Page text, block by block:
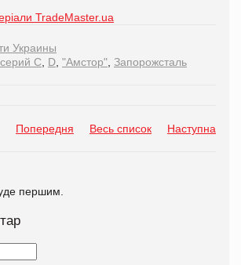
TradeMaster.ua
Украины
С D "Амстор" Запорожсталь
Попередня Весь список Наступна
першим.